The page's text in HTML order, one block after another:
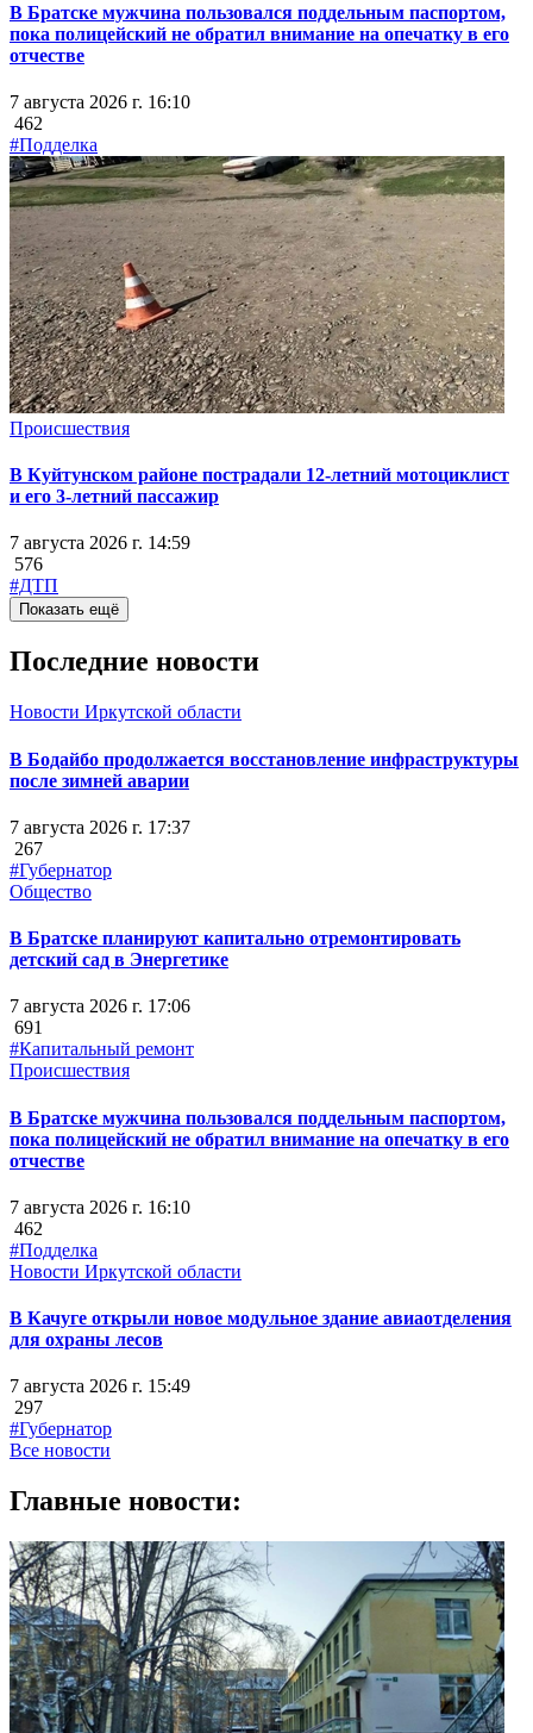
В Братске мужчина пользовался поддельным паспортом,
пока полицейский не обратил внимание на опечатку в его
отчестве
7 августа 2026 г. 16:10
462
#Подделка
Происшествия
В Куйтунском районе пострадали 12-летний мотоциклист
и его 3-летний пассажир
7 августа 2026 г. 14:59
576
#ДТП
Показать ещё
Последние новости
Новости Иркутской области
В Бодайбо продолжается восстановление инфраструктуры
после зимней аварии
7 августа 2026 г. 17:37
267
#Губернатор
Общество
В Братске планируют капитально отремонтировать
детский сад в Энергетике
7 августа 2026 г. 17:06
691
#Капитальный ремонт
Происшествия
В Братске мужчина пользовался поддельным паспортом,
пока полицейский не обратил внимание на опечатку в его
отчестве
7 августа 2026 г. 16:10
462
#Подделка
Новости Иркутской области
В Качуге открыли новое модульное здание авиаотделения
для охраны лесов
7 августа 2026 г. 15:49
297
#Губернатор
Все новости
Главные новости: